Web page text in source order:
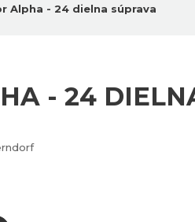
Alpha - 24 dielna súprava
- 24